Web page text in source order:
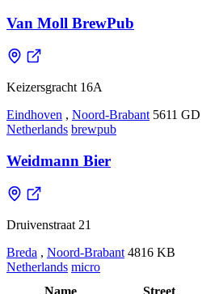
Van Moll BrewPub
Keizersgracht 16A
Eindhoven , Noord-Brabant 5611 GD
Netherlands brewpub
Weidmann Bier
Druivenstraat 21
Breda , Noord-Brabant 4816 KB
Netherlands micro
Name
Street